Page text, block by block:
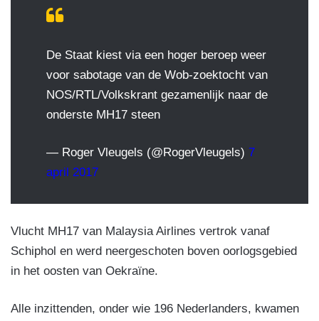
De Staat kiest via een hoger beroep weer
voor sabotage van de Wob-zoektocht van
NOS/RTL/Volkskrant gezamenlijk naar de
onderste MH17 steen
— Roger Vleugels (@RogerVleugels) 7
april 2017
Vlucht MH17 van Malaysia Airlines vertrok vanaf
Schiphol en werd neergeschoten boven oorlogsgebied
in het oosten van Oekraïne.
Alle inzittenden, onder wie 196 Nederlanders, kwamen